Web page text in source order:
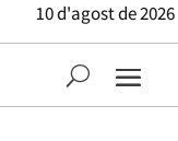
10 d'agost de 2026